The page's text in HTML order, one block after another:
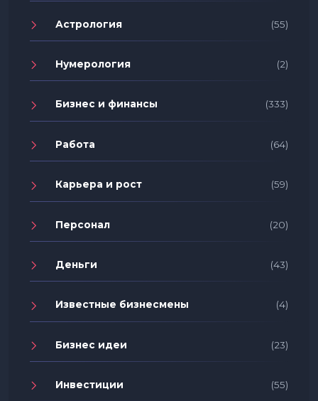
Астрология (55)
Нумерология (2)
Бизнес и финансы (333)
Работа (64)
Карьера и рост (59)
Персонал (20)
Деньги (43)
Известные бизнесмены (4)
Бизнес идеи (23)
Инвестиции (55)